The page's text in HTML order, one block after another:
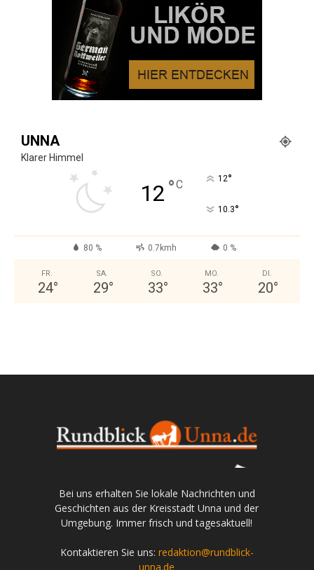
UNNA
Klarer Himmel
12 °C 12°
10.3°
80 % 0.7kmh 0 %
FR.
24°
SA.
29°
SO.
33°
MO.
33°
DI.
20°
Bei uns erhalten Sie lokale Nachrichten und
Geschichten aus der Kreisstadt Unna und der
Umgebung. Immer frisch und tagesaktuell!
Kontaktieren Sie uns: redaktion@rundblick-
unna.de